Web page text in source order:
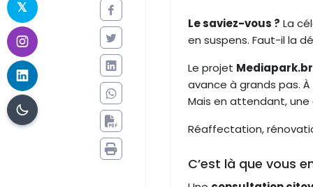
Le saviez-vous ? La
en suspens. Faut-il la
Le projet
avance à grands pas.
Mais en attendant,
Réaffectation,
C’est là que vous